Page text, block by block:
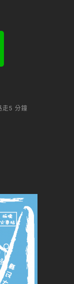
走5 分鐘